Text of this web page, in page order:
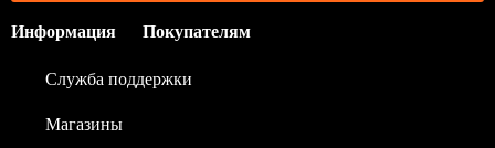
Информация Покупателям
Служба поддержки
Магазины